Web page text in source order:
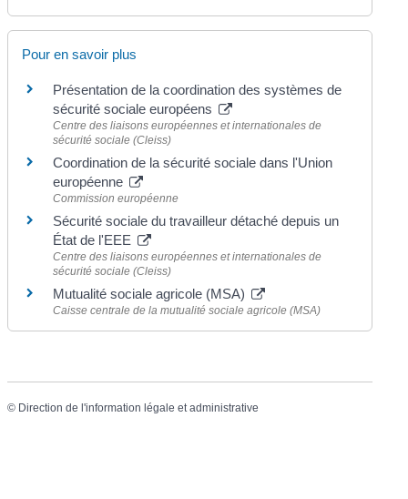
Pour en savoir plus
Présentation de la coordination des systèmes de
sécurité sociale européens
Centre des liaisons européennes et internationales de
sécurité sociale (Cleiss)
Coordination de la sécurité sociale dans l'Union
européenne
Commission européenne
Sécurité sociale du travailleur détaché depuis un
État de l'EEE
Centre des liaisons européennes et internationales de
sécurité sociale (Cleiss)
Mutualité sociale agricole (MSA)
Caisse centrale de la mutualité sociale agricole (MSA)
© Direction de l'information légale et administrative